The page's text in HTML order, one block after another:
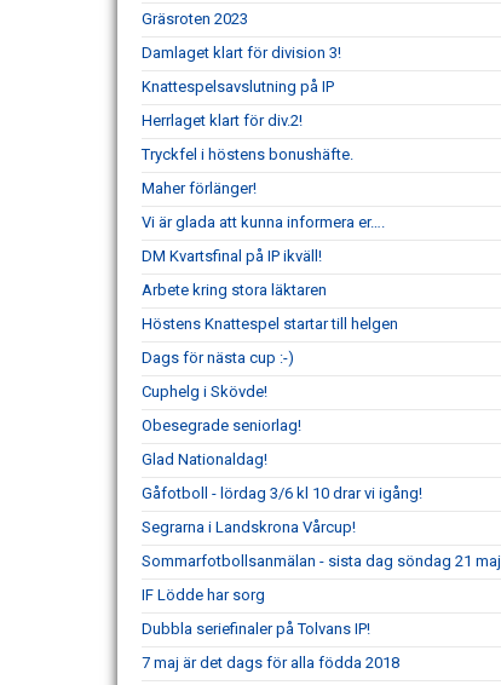
Gräsroten 2023
Damlaget klart för division 3!
Knattespelsavslutning på IP
Herrlaget klart för div.2!
Tryckfel i höstens bonushäfte.
Maher förlänger!
Vi är glada att kunna informera er….
DM Kvartsfinal på IP ikväll!
Arbete kring stora läktaren
Höstens Knattespel startar till helgen
Dags för nästa cup :-)
Cuphelg i Skövde!
Obesegrade seniorlag!
Glad Nationaldag!
Gåfotboll - lördag 3/6 kl 10 drar vi igång!
Segrarna i Landskrona Vårcup!
Sommarfotbollsanmälan - sista dag söndag 21 maj
IF Lödde har sorg
Dubbla seriefinaler på Tolvans IP!
7 maj är det dags för alla födda 2018